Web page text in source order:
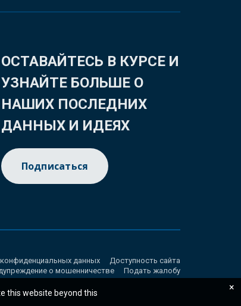
ОСТАВАЙТЕСЬ В КУРСЕ И
УЗНАЙТЕ БОЛЬШЕ О
НАШИХ ПОСЛЕДНИХ
ДАННЫХ И ИДЕЯХ
Подписаться
данных
Доступность сайта
о мошенничестве Подать жалобу
this website beyond this
×